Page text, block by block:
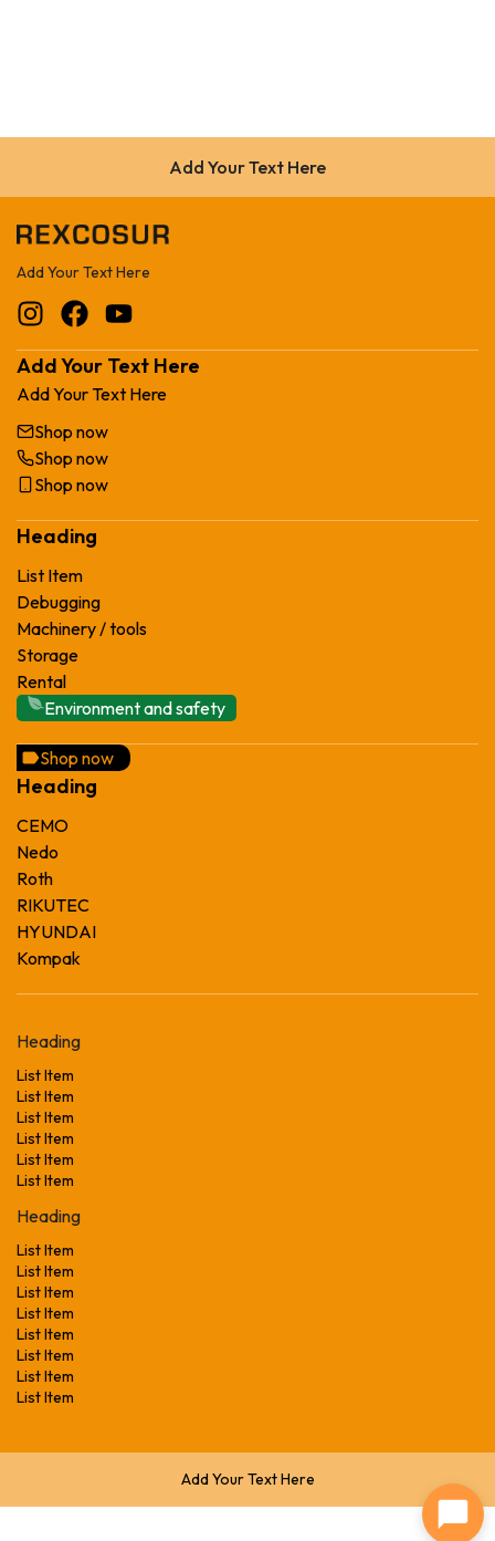
Add Your Text Here
Add Your Text Here
Add Your Text Here
Add Your Text Here
Shop now
Shop now
Shop now
Heading
List Item
Debugging
Machinery / tools
Storage
Rental
Environment and safety
Shop now
Heading
CEMO
Nedo
Roth
RIKUTEC
HYUNDAI
Kompak
Heading
List Item
List Item
List Item
List Item
List Item
List Item
Heading
List Item
List Item
List Item
List Item
List Item
List Item
List Item
List Item
Add Your Text Here